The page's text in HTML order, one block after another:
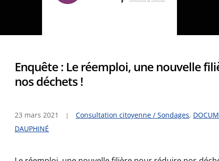
Enquête : Le réemploi, une nouvelle
nos déchets !
23 mars 2021 Consultation citoyenne / Sondages,
DAUPHINÉ